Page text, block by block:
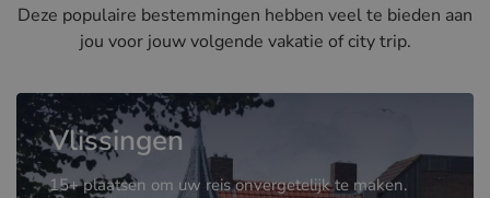
Deze populaire bestemmingen hebben veel te bieden aan
jou voor jouw volgende vakatie of city trip.
Vlissingen
15+ plaatsen om uw reis onvergetelijk te maken.